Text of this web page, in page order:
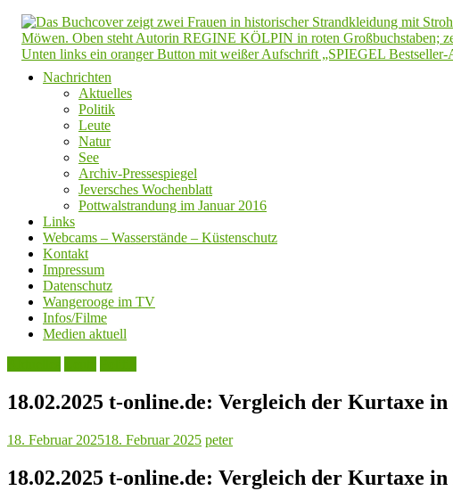
Nachrichten
Aktuelles
Politik
Leute
Natur
See
Archiv-Pressespiegel
Jeversches Wochenblatt
Pottwalstrandung im Januar 2016
Links
Webcams – Wasserstände – Küstenschutz
Kontakt
Impressum
Datenschutz
Wangerooge im TV
Infos/Filme
Medien aktuell
18.02.2025 t-online.de: Vergleich der Kurtaxe in
18. Februar 202518. Februar 2025 peter
18.02.2025 t-online.de: Vergleich der Kurtaxe in